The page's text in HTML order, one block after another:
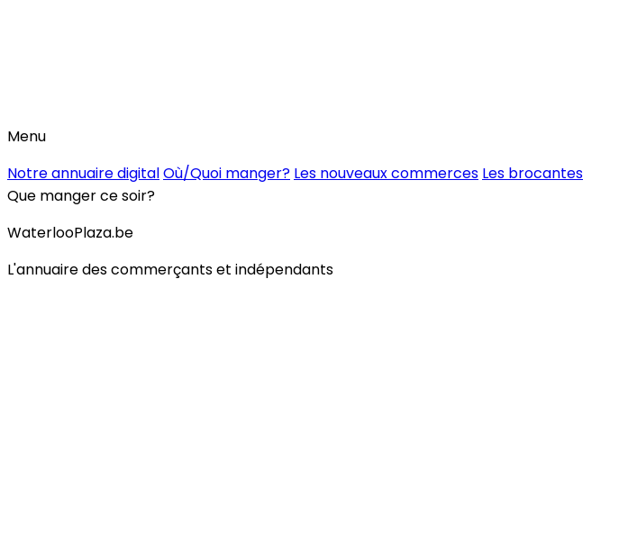
Menu
Notre annuaire digitalOù/Quoi manger? Les nouveaux commerces Les brocantes
Que manger ce soir?
WaterlooPlaza.be
L'annuaire des commerçants et indépendants